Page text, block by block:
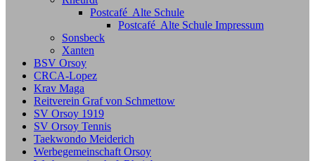
Postcafé Alte Schule
Postcafé Alte Schule Impressum
Sonsbeck
Xanten
BSV Orsoy
CRCA-Lopez
Krav Maga
Reitverein Graf von Schmettow
SV Orsoy 1919
SV Orsoy Tennis
Taekwondo Meiderich
Werbegemeinschaft Orsoy